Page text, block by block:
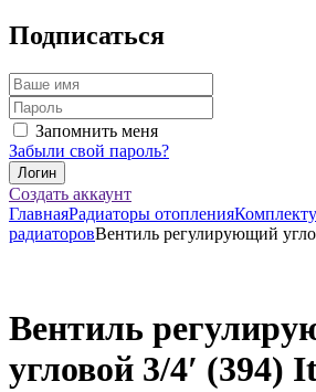
Подписаться
Запомнить меня
Забыли свой пароль?
Создать аккаунт
ГлавнаяРадиаторы отопления
радиаторовВентиль регулирующий
Вентиль
угловой 3/4′ (394)